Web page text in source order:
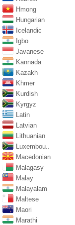
Hmong
Hungarian
Icelandic
Igbo
Javanese
Kannada
Kazakh
Khmer
Kurdish
Kyrgyz
Latin
Latvian
Lithuanian
Luxembou..
Macedonian
Malagasy
Malay
Malayalam
Maltese
Maori
Marathi